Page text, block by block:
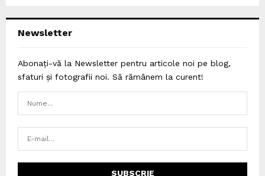
Newsletter
Abonați-vă la Newsletter pentru articole noi pe blog,
sfaturi și fotografii noi. Să rămânem la curent!